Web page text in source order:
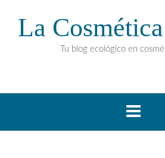
La
Tu blog ecológico en